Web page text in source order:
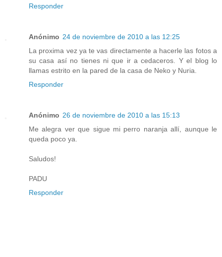
Responder
Anónimo 24 de noviembre de 2010 a las 12:25
La proxima vez ya te vas directamente a hacerle las fotos a
su casa así no tienes ni que ir a cedaceros. Y el blog lo
llamas estrito en la pared de la casa de Neko y Nuria.
Responder
Anónimo 26 de noviembre de 2010 a las 15:13
Me alegra ver que sigue mi perro naranja allí, aunque le
queda poco ya.
Saludos!
PADU
Responder